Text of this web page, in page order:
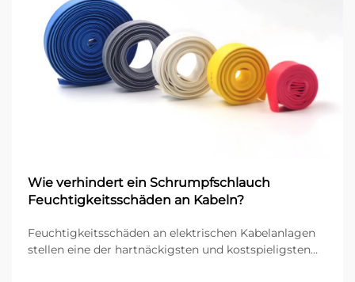
Wie verhindert ein Schrumpfschlauch
Feuchtigkeitsschäden an Kabeln?
Feuchtigkeitsschäden an elektrischen Kabelanlagen
stellen eine der hartnäckigsten und kostspieligsten